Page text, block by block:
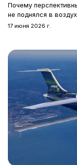
Почему
не поднялся в
17 июня 2026 г.